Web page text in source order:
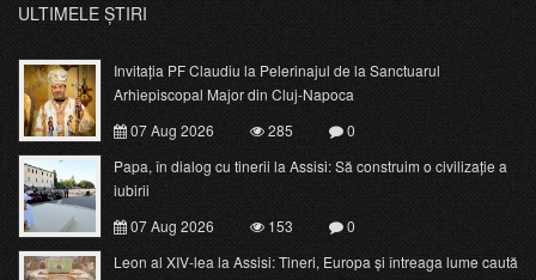
ULTIMELE ȘTIRI
Invitația PF Claudiu la Pelerinajul de la Sanctuarul
Arhiepiscopal Major din Cluj-Napoca
07 Aug 2026
285
0
Papa, în dialog cu tinerii la Assisi: Să construim o civilizație a
iubirii
07 Aug 2026
153
0
Leon al XIV-lea la Assisi: Tineri, Europa și întreaga lume caută